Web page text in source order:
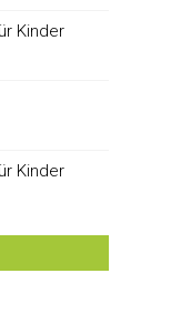
Kinder
Kinder